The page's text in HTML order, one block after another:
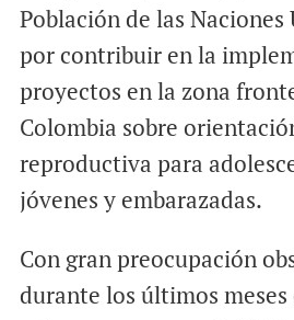
Población de las Naciones
por contribuir en la
proyectos en la zona
Colombia sobre
reproductiva para
jóvenes y embarazadas.
Con gran preocupación
durante los últimos meses